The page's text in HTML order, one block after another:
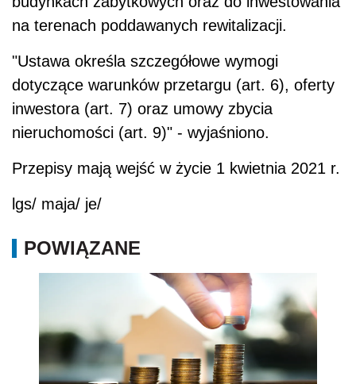
na terenach poddawanych rewitalizacji.
"Ustawa określa szczegółowe wymogi
dotyczące warunków przetargu (art. 6), oferty
inwestora (art. 7) oraz umowy zbycia
nieruchomości (art. 9)" - wyjaśniono.
Przepisy mają wejść w życie 1 kwietnia 2021 r.
lgs/ maja/ je/
POWIĄZANE